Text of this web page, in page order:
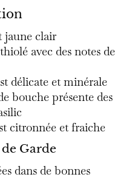
jaune clair
avec des notes de
délicate et minérale
bouche présente des
citronnée et fraiche
Garde
dans de bonnes